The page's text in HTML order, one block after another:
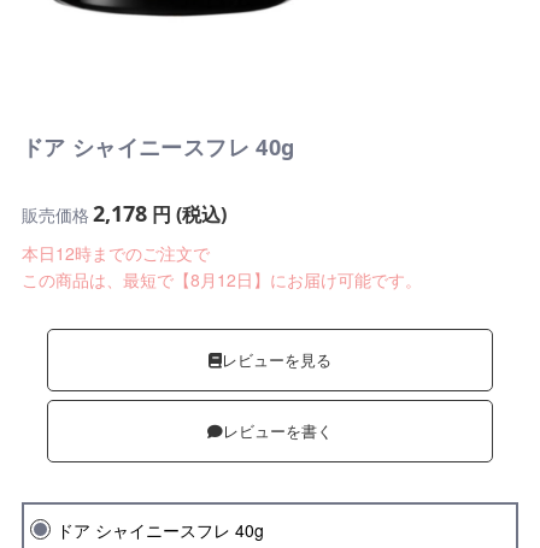
ドア シャイニースフレ 40g
販売価格 2,178円 (税込)
本日12時までのご注文で
この商品は、最短で【8月12日】にお届け可能です。
レビューを見る
レビューを書く
ドア シャイニースフレ 40g